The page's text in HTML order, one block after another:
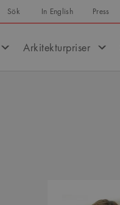
Sök In English Press
Arkitekturpriser